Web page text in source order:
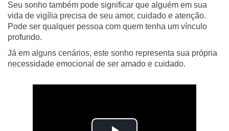
Seu sonho também pode significar que alguém em sua
vida de vigília precisa de seu amor, cuidado e atenção.
Pode ser qualquer pessoa com quem tenha um vínculo
profundo.
Já em alguns cenários, este sonho representa sua própria
necessidade emocional de ser amado e cuidado.